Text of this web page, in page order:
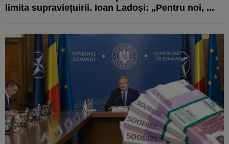
limita supraviețuirii. Ioan Ladoși: „Pentru noi, ...